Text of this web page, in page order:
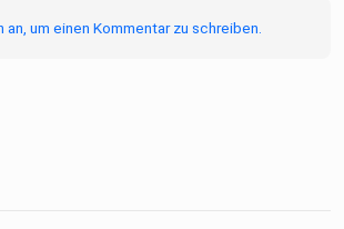
an, um einen Kommentar zu schreiben.